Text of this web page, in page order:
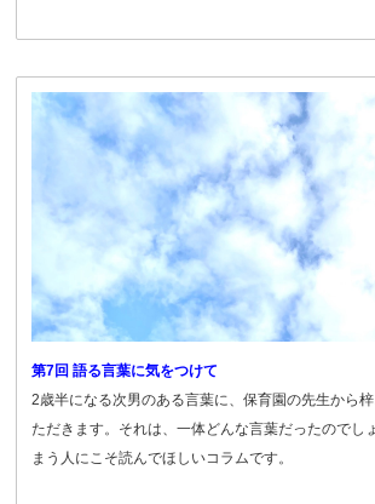
第7回 語る言葉に気をつけて
2歳半になる次男のある言葉に、保育園の先生から
ただきます。それは、一体どんな言葉だったのでし
まう人にこそ読んでほしいコラムです。